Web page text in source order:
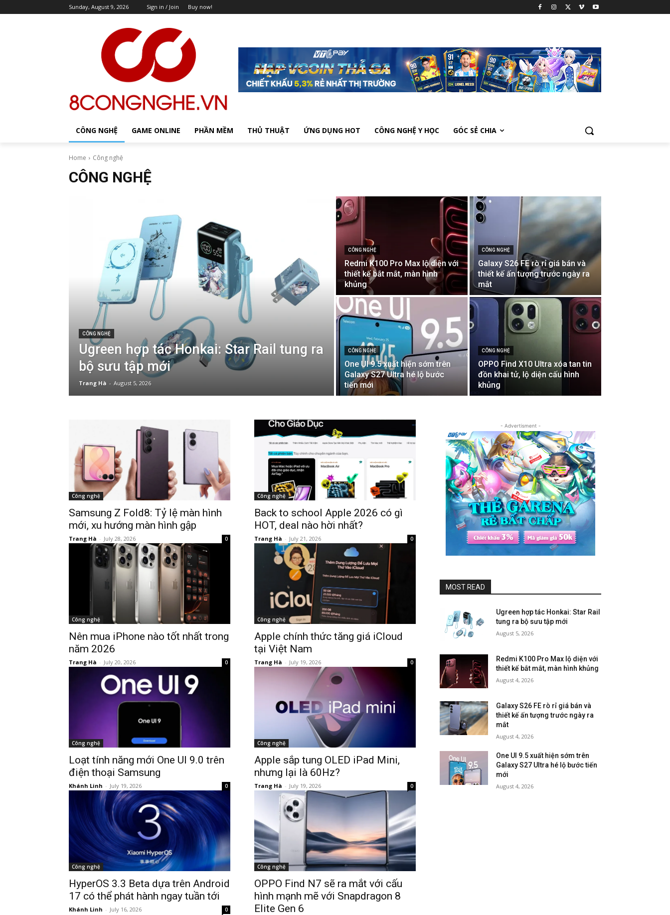
Sunday, August 9, 2026 Sign in / Join Buy now!
CÔNG NGHỆ GAME ONLINE PHẦN MỀM THỦ THUẬT ỨNG DỤNG HOT CÔNG NGHỆ Y HỌC GÓC SẺ CHIA
Home Công nghệ
CÔNG NGHỆ
CÔNG NGHỆ
Ugreen hợp tác Honkai: Star Rail tung ra
bộ sưu tập mới
Trang Hà - August 5, 2026
CÔNG NGHỆ
Redmi K100 Pro Max lộ diện với
thiết kế bắt mắt, màn hình
khủng
CÔNG NGHỆ
Galaxy S26 FE rò rỉ giá bán và
thiết kế ấn tượng trước ngày ra
mắt
CÔNG NGHỆ
One UI 9.5 xuất hiện sớm trên
Galaxy S27 Ultra hé lộ bước
tiến mới
CÔNG NGHỆ
OPPO Find X10 Ultra xóa tan tin
đồn khai tử, lộ diện cấu hình
khủng
Công nghệ
Samsung Z Fold8: Tỷ lệ màn hình
mới, xu hướng màn hình gập
Trang Hà - July 28, 2026 0
Công nghệ
Back to school Apple 2026 có gì
HOT, deal nào hời nhất?
Trang Hà - July 21, 2026 0
Công nghệ
Nên mua iPhone nào tốt nhất trong
năm 2026
Trang Hà - July 20, 2026 0
Công nghệ
Apple chính thức tăng giá iCloud
tại Việt Nam
Trang Hà - July 19, 2026 0
Công nghệ
Loạt tính năng mới One UI 9.0 trên
điện thoại Samsung
Khánh Linh - July 19, 2026 0
Công nghệ
Apple sắp tung OLED iPad Mini,
nhưng lại là 60Hz?
Trang Hà - July 19, 2026 0
Công nghệ
HyperOS 3.3 Beta dựa trên Android
17 có thể phát hành ngay tuần tới
Khánh Linh - July 16, 2026 0
Công nghệ
OPPO Find N7 sẽ ra mắt với cấu
hình mạnh mẽ với Snapdragon 8
Elite Gen 6
- Advertisment -
MOST READ
Ugreen hợp tác Honkai: Star Rail
tung ra bộ sưu tập mới
August 5, 2026
Redmi K100 Pro Max lộ diện với
thiết kế bắt mắt, màn hình khủng
August 4, 2026
Galaxy S26 FE rò rỉ giá bán và
thiết kế ấn tượng trước ngày ra
mắt
August 4, 2026
One UI 9.5 xuất hiện sớm trên
Galaxy S27 Ultra hé lộ bước tiến
mới
August 4, 2026